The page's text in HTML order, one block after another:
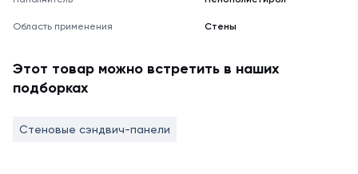
Область применения Стены
Этот товар можно встретить в наших
подборках
Стеновые сэндвич-панели